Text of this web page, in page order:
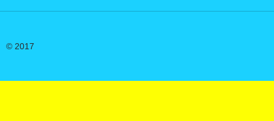
© 2017